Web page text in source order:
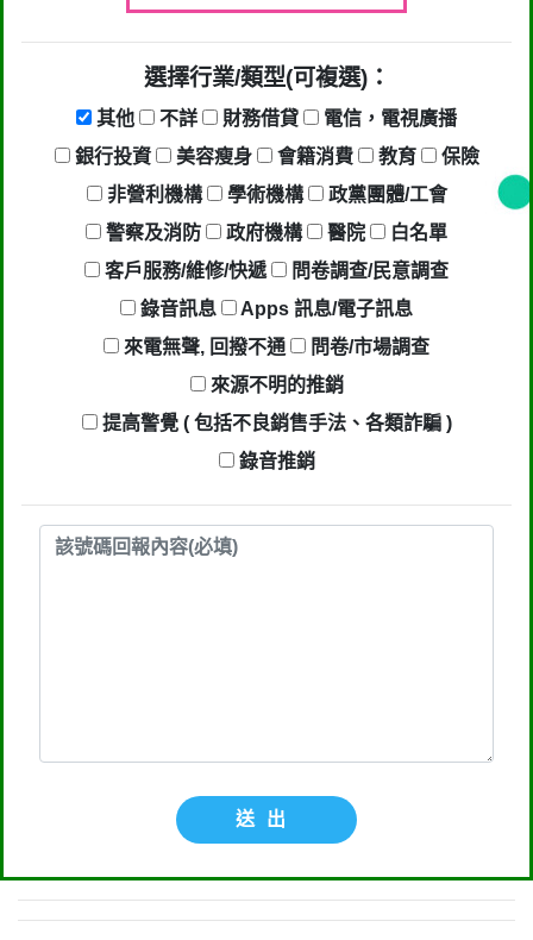
選擇行業/類型(可複選)：
其他 不詳 財務借貸
電信，電視廣播
銀行投資
美容瘦身 會籍消費 教育
保險
非營利機構
學術機構
政黨團體/工會
警察及消防
政府機構 醫院
白名單
客戶服務/維修/快遞
問卷調查/民意調查
錄音訊息
Apps 訊息/電子訊息
來電無聲, 回撥不通
問卷/市場調查
來源不明的推銷
提高警覺 ( 包括不良銷售手法、各類詐騙 )
錄音推銷
送出